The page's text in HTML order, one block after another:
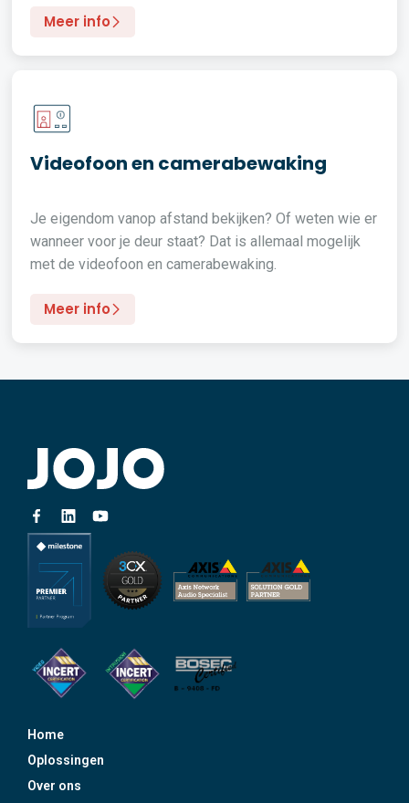
Meer info
Videofoon en camerabewaking
Je eigendom vanop afstand bekijken? Of weten wie er
wanneer voor je deur staat? Dat is allemaal mogelijk
met de videofoon en camerabewaking.
Meer info
Home
Oplossingen
Over ons